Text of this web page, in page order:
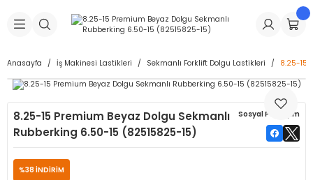
Geri Dön
Makineleri
Geri Dön
Geri Dön
İç Lastikleri
Geri Dön
Geri Dön
Geri Dön
Geri Dön
Makinesi Yedek Parçaları
Yedek Parçaları
Anasayfa İş Makinesi Lastikleri Sekmanlı Forklift Dolgu Lastikleri 8.25-15
8.25-15 Premium Beyaz Dolgu Sekmanlı
Rubberking 6.50-15 (82515825-15)
Sosyal Paylaşım
%38 İNDİRİM